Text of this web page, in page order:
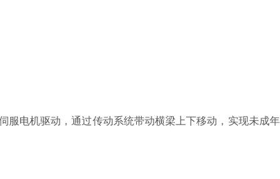
机驱动，通过传动系统带动横梁上下移动，实现未成年